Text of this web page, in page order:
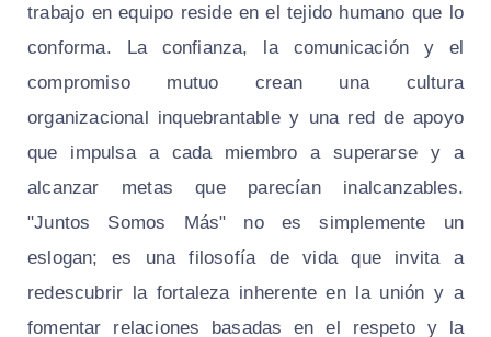
trabajo en equipo reside en el tejido humano que lo
conforma. La confianza, la comunicación y el
compromiso mutuo crean una cultura
organizacional inquebrantable y una red de apoyo
que impulsa a cada miembro a superarse y a
alcanzar metas que parecían inalcanzables.
"Juntos Somos Más" no es simplemente un
eslogan; es una filosofía de vida que invita a
redescubrir la fortaleza inherente en la unión y a
fomentar relaciones basadas en el respeto y la